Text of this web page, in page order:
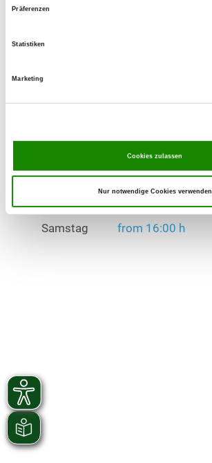
Präferenzen
Statistiken
Marketing
Cookies zulassen
Nur notwendige Cookies verwenden
Ringtraining
Übungszeiten im Sommer:
Übungszeiten im Winter:
Dienstag from 16:00 h
Donnerstag from 16:00 h
Samstag from 16:00 h